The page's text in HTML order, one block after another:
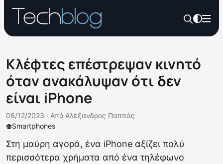
Κλέφτες επέστρεψαν κινητό
όταν ανακάλυψαν ότι δεν
είναι iPhone
Smartphones
06/12/2023 · Από Αλέξανδρος Παππάς
Στη μαύρη αγορά, ένα iPhone αξίζει πολύ
περισσότερα χρήματα από ένα τηλέφωνο